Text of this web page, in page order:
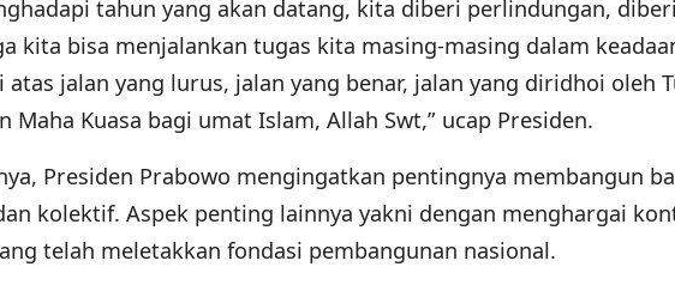
tahun yang akan datang, kita diberi perlindungan,
kita bisa menjalankan tugas kita masing-masing dalam
atas jalan yang lurus, jalan yang benar, jalan yang diridhoi oleh
Maha Kuasa bagi umat Islam, Allah Swt,” ucap Presiden.
Presiden Prabowo mengingatkan pentingnya membangun
kolektif. Aspek penting lainnya yakni dengan menghargai
telah meletakkan fondasi pembangunan nasional.